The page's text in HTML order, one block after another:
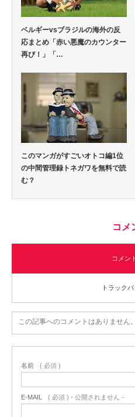
ベルギーvsブラジルの海外の反
応まとめ「赤い悪魔のカウンター
再び！」「…
このマンガがすごいオトコ編1位
の中間管理録トネガワを無料で読
む？
コメ
コメン
トラック
この記事へのコメントはありません。
名前 ( 必須 )
E-MAIL ( 必須 ) - 公開されません -